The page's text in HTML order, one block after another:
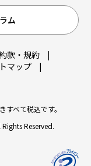
ム
款・規約
|
マップ
|
べて税込です。
Reserved.